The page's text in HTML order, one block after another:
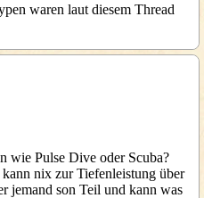
waren laut diesem Thread
wie Pulse Dive oder Scuba?
nix zur Tiefenleistung über
jemand son Teil und kann was